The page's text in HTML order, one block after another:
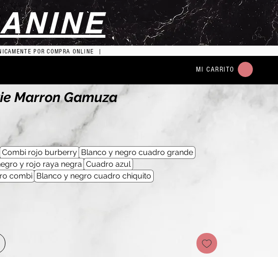
POR COMPRA ONLINE |
MI CARRITO
Marron Gamuza
Combi rojo burberry Blanco y negro cuadro grande
y rojo raya negra Cuadro azul
combi Blanco y negro cuadro chiquito